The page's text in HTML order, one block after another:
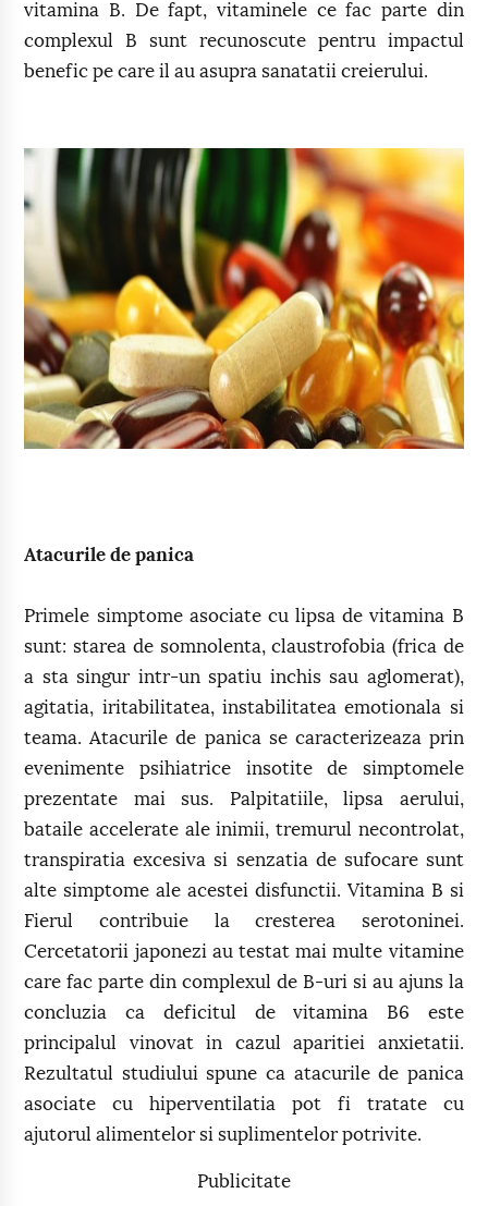
vitamina B. De fapt, vitaminele ce fac parte din
complexul B sunt recunoscute pentru impactul
benefic pe care il au asupra sanatatii creierului.
Atacurile de panica
Primele simptome asociate cu lipsa de vitamina B
sunt: starea de somnolenta, claustrofobia (frica de
a sta singur intr-un spatiu inchis sau aglomerat),
agitatia, iritabilitatea, instabilitatea emotionala si
teama. Atacurile de panica se caracterizeaza prin
evenimente psihiatrice insotite de simptomele
prezentate mai sus. Palpitatiile, lipsa aerului,
bataile accelerate ale inimii, tremurul necontrolat,
transpiratia excesiva si senzatia de sufocare sunt
alte simptome ale acestei disfunctii. Vitamina B si
Fierul contribuie la cresterea serotoninei.
Cercetatorii japonezi au testat mai multe vitamine
care fac parte din complexul de B-uri si au ajuns la
concluzia ca deficitul de vitamina B6 este
principalul vinovat in cazul aparitiei anxietatii.
Rezultatul studiului spune ca atacurile de panica
asociate cu hiperventilatia pot fi tratate cu
ajutorul alimentelor si suplimentelor potrivite.
Publicitate